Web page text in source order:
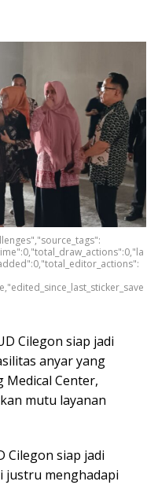
Cilegon siap jadi
anyar yang
Center,
mutu layanan
Cilegon siap jadi
justru menghadapi